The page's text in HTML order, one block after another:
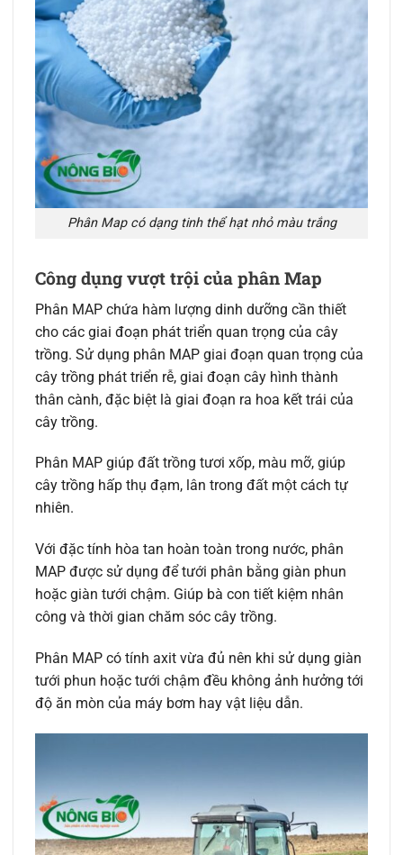
Phân Map có dạng tinh thể hạt nhỏ màu trắng
Công dụng vượt trội của phân Map
Phân MAP chứa hàm lượng dinh dưỡng cần thiết
cho các giai đoạn phát triển quan trọng của cây
trồng. Sử dụng phân MAP giai đoạn quan trọng của
cây trồng phát triển rễ, giai đoạn cây hình thành
thân cành, đặc biệt là giai đoạn ra hoa kết trái của
cây trồng.
Phân MAP giúp đất trồng tươi xốp, màu mỡ, giúp
cây trồng hấp thụ đạm, lân trong đất một cách tự
nhiên.
Với đặc tính hòa tan hoàn toàn trong nước, phân
MAP được sử dụng để tưới phân bằng giàn phun
hoặc giàn tưới chậm. Giúp bà con tiết kiệm nhân
công và thời gian chăm sóc cây trồng.
Phân MAP có tính axit vừa đủ nên khi sử dụng giàn
tưới phun hoặc tưới chậm đều không ảnh hưởng tới
độ ăn mòn của máy bơm hay vật liệu dẫn.